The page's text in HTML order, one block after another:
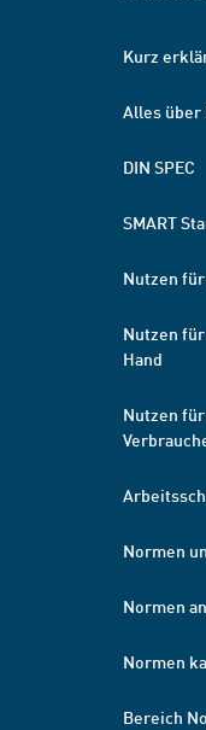
Kurz
Alles über
DIN SPEC
SMART
Nutzen
Nutzen
Hand
Nutzen
Normen
Normen
Normen
Bereich